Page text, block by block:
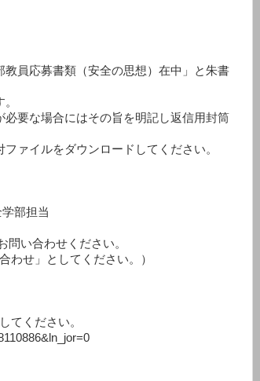
教員応募書類（安全の思想）在中」と朱書
必要な場合にはその旨を明記し返信用封筒
ァイルをダウンロードしてください。
部担当
い合わせください。
わせ」としてください。）
てください。